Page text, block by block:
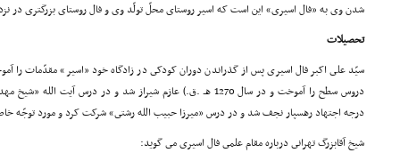
شدن وى به «فال اسیرى» این است که اسیر روستاى محلّ تولّد وى و فال روستاى بزرگترى در
تحصیلات
سیّد على اکبر فال اسیرى پس از گذراندن دوران کودکى در زادگاه خود «اسیر» مقدّمات را
دروس سطح را آموخت و در سال 1270 هـ .ق.) عازم شیراز شد و در
درجه اجتهاد رهسپار نجف شد و در درس «میرزا حبیب الله رشتى» شرکت کرد و مورد توجّه
شیخ آقابزرگ تهرانى درباره مقام علمى فال اسیرى مى گوید: